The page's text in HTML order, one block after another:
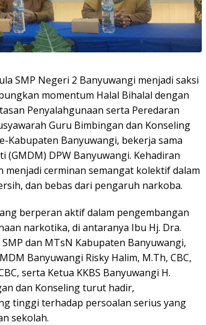
SMP Negeri 2 Banyuwangi menjadi saksi
momentum Halal Bihalal dengan
Penyalahgunaan serta Peredaran
Guru Bimbingan dan Konseling
Kabupaten Banyuwangi, bekerja sama
DPW Banyuwangi. Kehadiran
cerminan semangat kolektif dalam
dan bebas dari pengaruh narkoba.
berperan aktif dalam pengembangan
narkotika, di antaranya Ibu Hj. Dra.
dan MTsN Kabupaten Banyuwangi,
Banyuwangi Risky Halim, M.Th, CBC,
serta Ketua KKBS Banyuwangi H.
dan Konseling turut hadir,
tinggi terhadap persoalan serius yang
sekolah.